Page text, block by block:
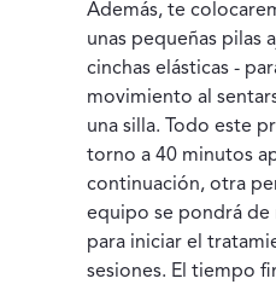
Además, te
unas pequeñas pilas
cinchas elásticas -
movimiento al
una silla. Todo este
torno a 40 minutos
continuación, otra
equipo se pondrá de
para iniciar el
sesiones. El tiempo